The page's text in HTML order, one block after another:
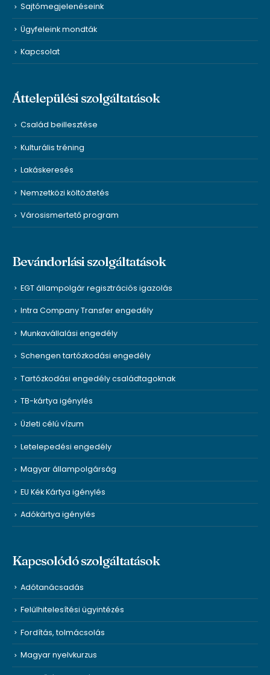
Sajtómegjelenéseink
Ügyfeleink mondták
Kapcsolat
Áttelepülési szolgáltatások
Család beillesztése
Kulturális tréning
Lakáskeresés
Nemzetközi költöztetés
Városismertető program
Bevándorlási szolgáltatások
EGT állampolgár regisztrációs igazolás
Intra Company Transfer engedély
Munkavállalási engedély
Schengen tartózkodási engedély
Tartózkodási engedély családtagoknak
TB-kártya igénylés
Üzleti célú vízum
Letelepedési engedély
Magyar állampolgárság
EU Kék Kártya igénylés
Adókártya igénylés
Kapcsolódó szolgáltatások
Adótanácsadás
Felülhitelesítési ügyintézés
Fordítás, tolmácsolás
Magyar nyelvkurzus